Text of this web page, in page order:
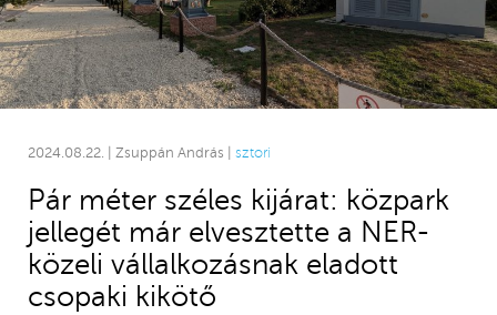
2024.08.22. | Zsuppán András | sztori
Pár méter széles kijárat: közpark
jellegét már elvesztette a NER-
közeli vállalkozásnak eladott
csopaki kikötő